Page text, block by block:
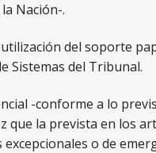
Nación-.
del soporte
Sistemas del Tribunal.
-conforme a lo
la prevista en los
o de